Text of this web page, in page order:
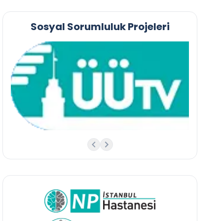
Sosyal Sorumluluk Projeleri